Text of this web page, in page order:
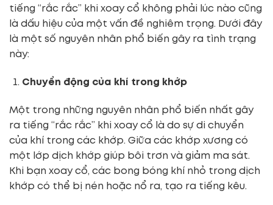
tiếng “rắc rắc” khi xoay cổ không phải lúc nào cũng
là dấu hiệu của một vấn đề nghiêm trọng. Dưới đây
là một số nguyên nhân phổ biến gây ra tình trạng
này:
Chuyển động của khí trong khớp
Một trong những nguyên nhân phổ biến nhất gây
ra tiếng “rắc rắc” khi xoay cổ là do sự di chuyển
của khí trong các khớp. Giữa các khớp xương có
một lớp dịch khớp giúp bôi trơn và giảm ma sát.
Khi bạn xoay cổ, các bong bóng khí nhỏ trong dịch
khớp có thể bị nén hoặc nổ ra, tạo ra tiếng kêu.